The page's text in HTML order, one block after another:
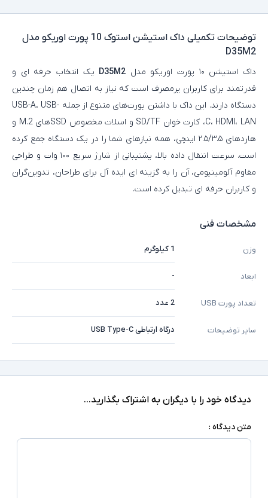
توضیحات تکمیلی
داک استیشن استوک 10 پورت اوریکو مدل
D35M2
داک استیشن ۱۰ پورت اوریکو مدل D35M2 یک انتخاب حرفه‌ ای و
قدرتمند برای کاربران پرمصرف است که نیاز به اتصال هم‌ زمان چندین
دستگاه دارند. این داک با داشتن پورت‌های متنوع از جمله USB-A، USB-
C، HDMI، LAN، کارت‌ خوان SD/TF و اسلات مخصوص SSDهای M.2 و
هاردهای ۲.۵/۳.۵ اینچی، همه نیازهای شما را در یک دستگاه جمع کرده
است. سرعت انتقال داده بالا، پشتیبانی از شارژ سریع ۱۰۰ وات و طراحی
مقاوم آلومینیومی، آن را به گزینه‌ ای ایده‌ آل برای طراحان، تدوین‌گران
و کاربران حرفه‌ ای تبدیل کرده است.
مشخصات فنی
وزن 1 کیلوگرم
ابعاد -
تعداد پورت USB 2 عدد
سایر توضیحات درگاه ارتباطی USB Type-C
دیدگاه خود را با دیگران به اشتراک بگذارید...
متن دیدگاه :